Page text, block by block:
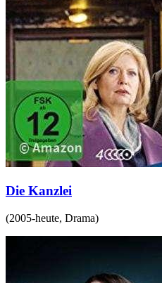
Die Kanzlei
(2005-heute, Drama)